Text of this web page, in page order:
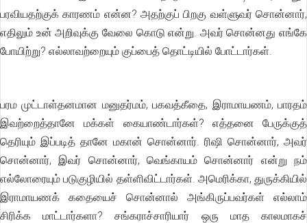
பரவியதற்குக் காரணம் என்ன? அதற்குப் பிறகு வள்ளுவர் சொன்னார்,
எதிலும் உன் அறிவுக்கு வேலை கொடு என்று. அவர் சொன்னது எங்கே
போயிற்று? எல்லாவற்றையும் குப்பைத் தொட்டியில் போட்டார்கள்.
பரம முட்டாள்தனமான மனுதர்மம், பகவத்கீதை, இராமாயணம், பாரதம்
இவற்றைத்தானே மக்கள் கையாண்டார்கள்? எத்தனை பேருக்குத்
தெரியும் இப்படித் தானே மகான் சொன்னார். ரிஷி சொன்னார், அவர்
சொன்னார், இவர் சொன்னார், வெங்காயம் சொன்னார் என்று நம்
எல்லோரையும் படுகுழியில் தள்ளிவிட்டார்கள். அமெரிக்கா, துருக்கியில்
இராமாயணக் கதையைச் சொன்னால் அங்கிருப்பவர்கள் எல்லாம்
சிரிக்க மாட்டார்களா? சங்கராச்சாரியார் ஒரு மாத காலமாகச்